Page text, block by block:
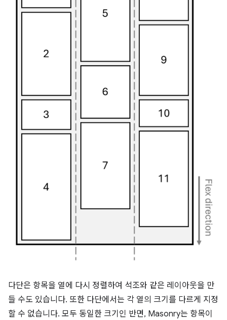
다단은 항목을 열에 다시 정렬하여 석조와 같은 레이아웃을 만
들 수도 있습니다. 또한 다단에서는 각 열의 크기를 다르게 지정
할 수 없습니다. 모두 동일한 크기인 반면, Masonry는 항목이